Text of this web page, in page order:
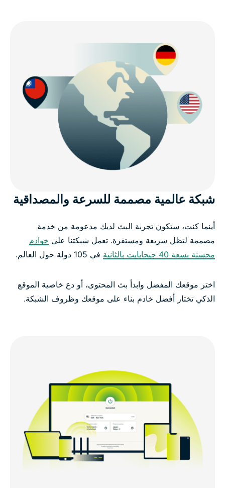
شبكة عالمية مصممة للسرعة والمصداقية
أينما كنت، ستكون تجربة البث لديك مدعومة من خدمة
مصممة لتظل سريعة ومستقرة. تعمل شبكتنا على خوادم
محسنة بسعة 40 جيجابايت بالثانية
في 105 دولة حول العالم.
اختر موقعك المفضل وابدأ بث المحتوى، أو دع خاصية الموقع
الذكي تختار أفضل خادم بناء على موقعك وظروف الشبكة.